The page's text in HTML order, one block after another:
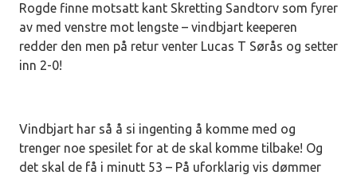
Rogde finne motsatt kant Skretting Sandtorv som fyrer
av med venstre mot lengste – vindbjart keeperen
redder den men på retur venter Lucas T Sørås og setter
inn 2-0!
Vindbjart har så å si ingenting å komme med og
trenger noe spesilet for at de skal komme tilbake! Og
det skal de få i minutt 53 – På uforklarig vis dømmer